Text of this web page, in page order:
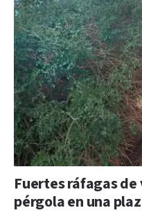
Fuertes ráfagas
pérgola en una